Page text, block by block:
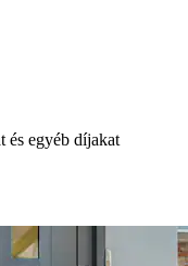
és egyéb díjakat